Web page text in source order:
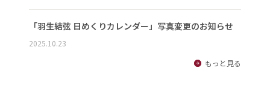
「羽生結弦 日めくりカレンダー」写真変更のお知らせ
2025.10.23
もっと見る